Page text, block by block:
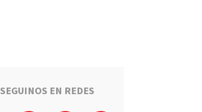
SEGUINOS EN REDES